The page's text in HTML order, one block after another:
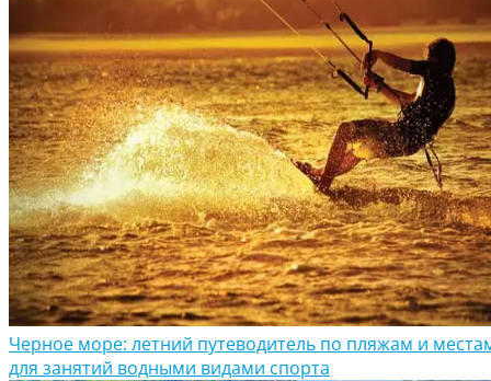
Черное море: летний путеводитель по пляжам и
для занятий водными видами спорта